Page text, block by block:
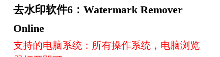
去水印软件6：Watermark Remover
Online
支持的电脑系统：所有操作系统，电脑浏览